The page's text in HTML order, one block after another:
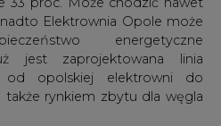
Elektrownia Opole może
energetyczne
jest zaprojektowana linia
opolskiej elektrowni do
także rynkiem zbytu dla węgla